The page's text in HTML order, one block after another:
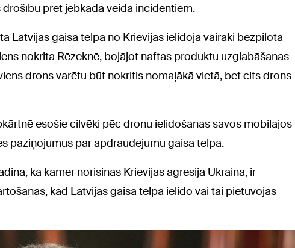
pret jebkāda veida incidentiem.
Latvijas gaisa telpā no Krievijas ielidoja vairāki bezpilota
nokrita Rēzeknē, bojājot naftas produktu uzglabāšanas
drons varētu būt nokritis nomaļākā vietā, bet cits drons
esošie cilvēki pēc dronu ielidošanas savos mobilajos
paziņojumus par apdraudējumu gaisa telpā.
ka kamēr norisinās Krievijas agresija Ukrainā, ir
kad Latvijas gaisa telpā ielido vai tai pietuvojas